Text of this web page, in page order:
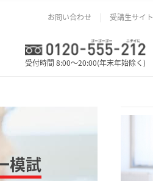
お問い合わせ 受講生サイト
受付時間 8:00～20:00(年末年始除く)
模試